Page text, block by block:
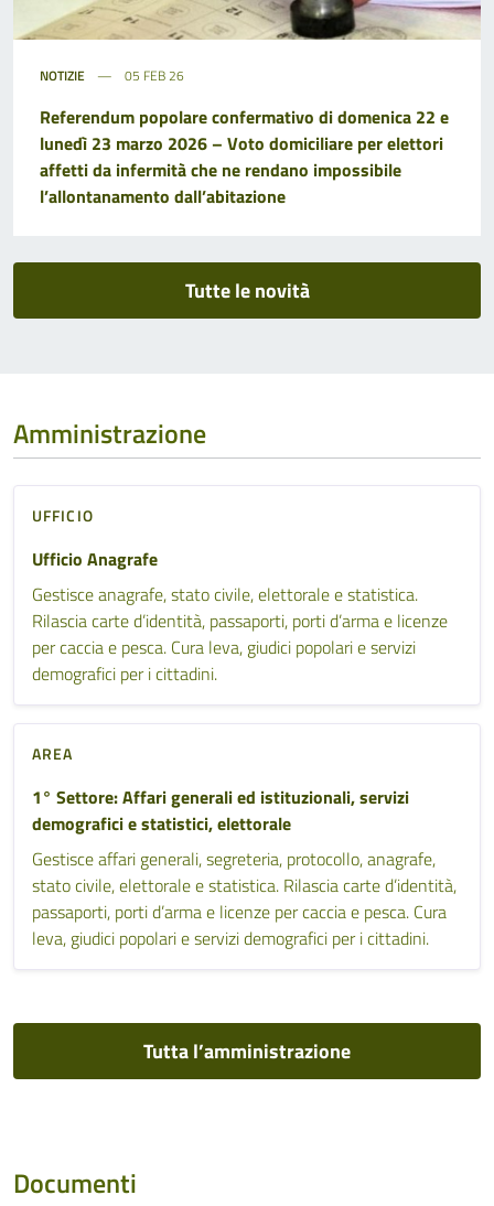
NOTIZIE 05 FEB 26
Referendum popolare confermativo di domenica 22 e
lunedì 23 marzo 2026 – Voto domiciliare per elettori
affetti da infermità che ne rendano impossibile
l’allontanamento dall’abitazione
Tutte le novità
Amministrazione
UFFICIO
Ufficio Anagrafe
Gestisce anagrafe, stato civile, elettorale e statistica.
Rilascia carte d’identità, passaporti, porti d’arma e licenze
per caccia e pesca. Cura leva, giudici popolari e servizi
demografici per i cittadini.
AREA
1° Settore: Affari generali ed istituzionali, servizi
demografici e statistici, elettorale
Gestisce affari generali, segreteria, protocollo, anagrafe,
stato civile, elettorale e statistica. Rilascia carte d’identità,
passaporti, porti d’arma e licenze per caccia e pesca. Cura
leva, giudici popolari e servizi demografici per i cittadini.
Tutta l’amministrazione
Documenti